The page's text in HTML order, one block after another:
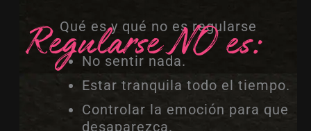
Qué es y qué no es regularse
Regularse NO es:
No sentir nada.
Estar tranquila todo el tiempo.
Controlar la emoción para que
desaparezca.